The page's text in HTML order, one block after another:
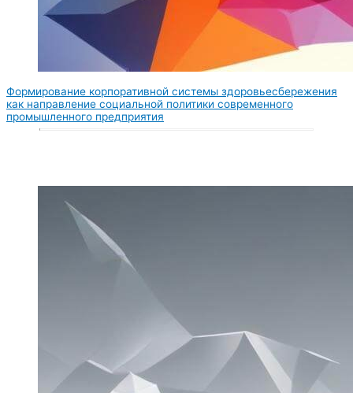
Формирование корпоративной системы здоровьесбережения
как направление социальной политики современного
промышленного предприятия